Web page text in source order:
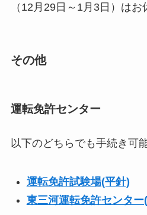
（12月29日～1月3日）はお
その他
運転免許センター
以下のどちらでも手続き可
運転免許試験場(平針)
東三河運転免許センター